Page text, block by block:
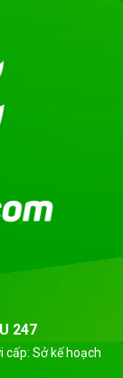
247
Sở kế hoạch